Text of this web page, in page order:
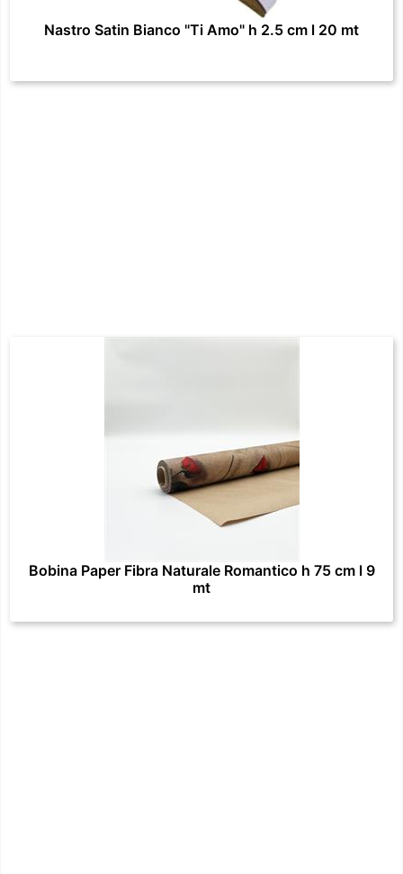
Nastro Satin Bianco "Ti Amo" h 2.5 cm l 20 mt
Bobina Paper Fibra Naturale Romantico h 75 cm l 9
mt